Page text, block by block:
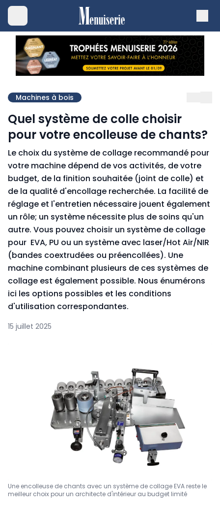
Machines à bois
Quel système de colle choisir
pour votre encolleuse de chants?
Le choix du système de collage recommandé pour
votre machine dépend de vos activités, de votre
budget, de la finition souhaitée (joint de colle) et
de la qualité d'encollage recherchée. La facilité de
réglage et l'entretien nécessaire jouent également
un rôle; un système nécessite plus de soins qu'un
autre. Vous pouvez choisir un système de collage
pour EVA, PU ou un système avec laser/Hot Air/NIR
(bandes coextrudées ou préencollées). Une
machine combinant plusieurs de ces systèmes de
collage est également possible. Nous énumérons
ici les options possibles et les conditions
d'utilisation correspondantes.
15 juillet 2025
Une encolleuse de chants avec un système de collage EVA reste le
meilleur choix pour un architecte d'intérieur au budget limité